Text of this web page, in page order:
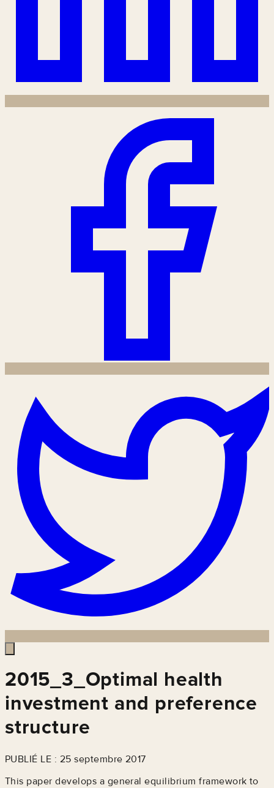
2015_3_Optimal health
investment and preference
structure
PUBLIÉ LE : 25 septembre 2017
This paper develops a general equilibrium framework to